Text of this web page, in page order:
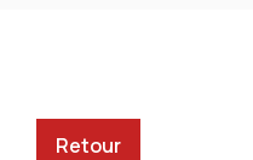
Retour